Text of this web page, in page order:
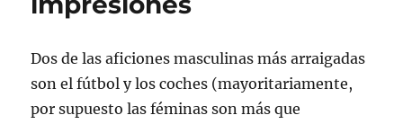
hayan
España
Dos de las aficiones masculinas más arraigadas
son el fútbol y los coches (mayoritariamente,
por supuesto las féminas son más que